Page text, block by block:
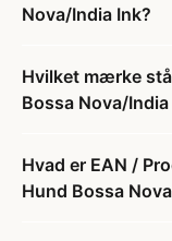
Nova/India Ink?
Hvilket mærke
Bossa Nova/India
Hvad er EAN /
Hund Bossa